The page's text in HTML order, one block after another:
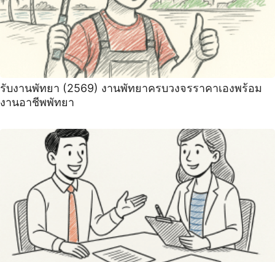
รับงานพัทยา (2569) ️งานพัทยาครบวงจรราคาเองพร้อม
งานอาชีพพัทยา